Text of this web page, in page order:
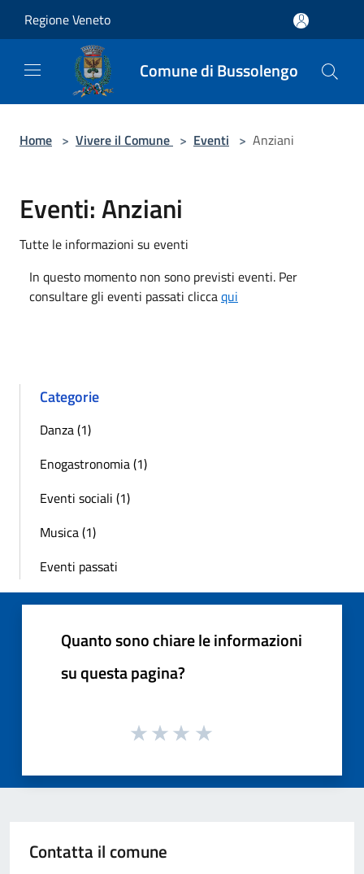
Regione Veneto
Comune di Bussolengo
Home > Vivere il Comune > Eventi > Anziani
Eventi: Anziani
Tutte le informazioni su eventi
In questo momento non sono previsti eventi. Per
consultare gli eventi passati cliccaqui
Categorie
Danza (1)
Enogastronomia (1)
Eventi sociali (1)
Musica (1)
Eventi passati
Quanto sono chiare le informazioni
su questa pagina?
Contatta il comune